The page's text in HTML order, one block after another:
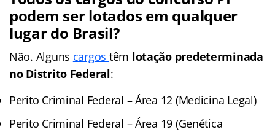
podem ser lotados em qualquer
lugar do Brasil?
Não. Alguns cargos têm lotação predeterminada
no Distrito Federal:
Perito Criminal Federal – Área 12 (Medicina Legal)
Perito Criminal Federal – Área 19 (Genética